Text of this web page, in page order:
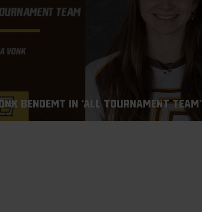
benoemt in ‘All Tournament Team’